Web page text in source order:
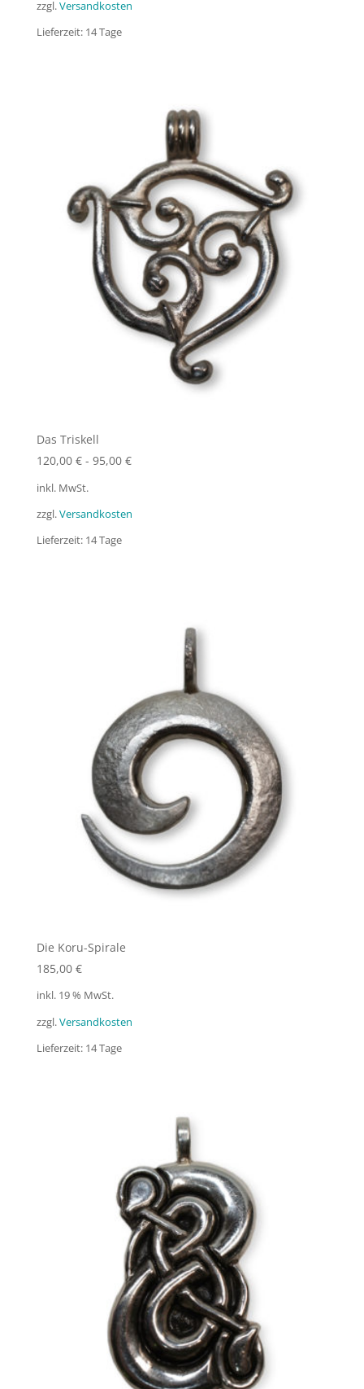
zzgl.Versandkosten
Lieferzeit: 14 Tage
Das Triskell
120,00 €- 95,00 €
inkl. MwSt.
zzgl.Versandkosten
Lieferzeit: 14 Tage
Die Koru-Spirale
185,00 €
inkl. 19 % MwSt.
zzgl.Versandkosten
Lieferzeit: 14 Tage